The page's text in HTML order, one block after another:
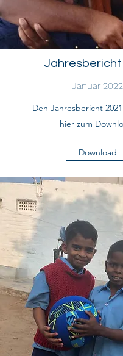
Jahresbericht
Januar 2022
Den Jahresbericht
hier zum
Download